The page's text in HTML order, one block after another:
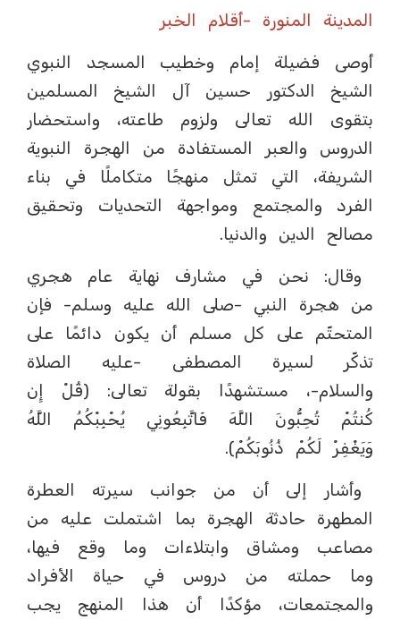
المدينة المنورة -أقلام الخبر
أوصى فضيلة إمام وخطيب المسجد النبوي
الشيخ الدكتور حسين آل الشيخ المسلمين
بتقوى الله تعالى ولزوم طاعته، واستحضار
الدروس والعبر المستفادة من الهجرة النبوية
الشريفة، التي تمثل منهجًا متكاملًا في بناء
الفرد والمجتمع ومواجهة التحديات وتحقيق
مصالح الدين والدنيا.
وقال: نحن في مشارف نهاية عام هجري
من هجرة النبي -صلى الله عليه وسلم- فإن
المتحتّم على كل مسلم أن يكون دائمًا على
تذكّر لسيرة المصطفى -عليه الصلاة
والسلام-، مستشهدًا بقولة تعالى: (قُلْ إِن
كُنتُمْ تُحِبُّونَ اللَّهَ فَاتَّبِعُونِي يُحْبِبْكُمُ اللَّهُ
وَيَغْفِرْ لَكُمْ ذُنُوبَكُمْ).
وأشار إلى أن من جوانب سيرته العطرة
المطهرة حادثة الهجرة بما اشتملت عليه من
مصاعب ومشاق وابتلاءات وما وقع فيها،
وما حملته من دروس في حياة الأفراد
والمجتمعات، مؤكدًا أن هذا المنهج يجب